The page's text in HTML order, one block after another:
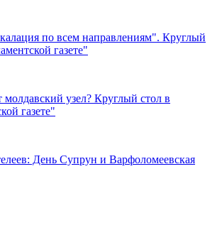
по всем направлениям". Круглый
газете"
молдавский узел? Круглый стол в
газете"
День Супрун и Варфоломеевская